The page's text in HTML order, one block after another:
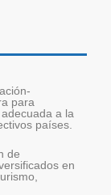
para
a la
países.
de
en